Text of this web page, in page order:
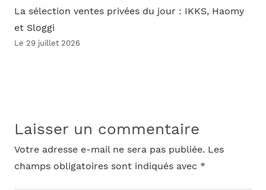
La sélection ventes privées du jour : IKKS, Haomy
et Sloggi
Le 29 juillet 2026
Laisser un commentaire
Votre adresse e-mail ne sera pas publiée. Les
champs obligatoires sont indiqués avec *